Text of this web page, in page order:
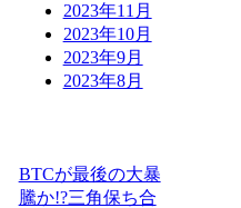
2023年11月
2023年10月
2023年9月
2023年8月
BTCが最後の大暴
騰か!?三角保ち合